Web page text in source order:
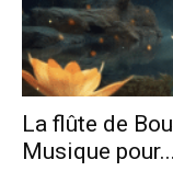
La flûte de
Musique pour...